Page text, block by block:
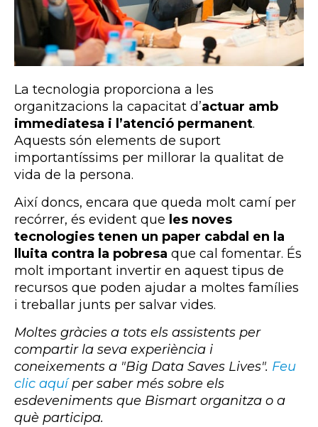
La tecnologia proporciona a les
organitzacions la capacitat d’actuar amb
immediatesa i l’atenció permanent.
Aquests són elements de suport
importantíssims per millorar la qualitat de
vida de la persona.
Així doncs, encara que queda molt camí per
recórrer, és evident que les noves
tecnologies tenen un paper cabdal en la
lluita contra la pobresa que cal fomentar. És
molt important invertir en aquest tipus de
recursos que poden ajudar a moltes famílies
i treballar junts per salvar vides.
Moltes gràcies a tots els assistents per
compartir la seva experiència i
coneixements a "Big Data Saves Lives". Feu
clic aquíper saber més sobre els
esdeveniments que Bismart organitza o a
què participa.